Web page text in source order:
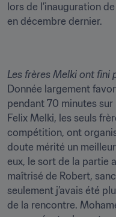
lors de l’inauguration
en décembre dernier.
Donnée largement
pendant 70 minutes sur
Felix Melki, les seuls
compétition, ont
doute mérité un
eux, le sort de la partie
maîtrisé de Robert,
seulement j’avais été plus rapide", soupirait-il au terme
de la rencontre.